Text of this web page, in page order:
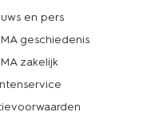
en pers
geschiedenis
zakelijk